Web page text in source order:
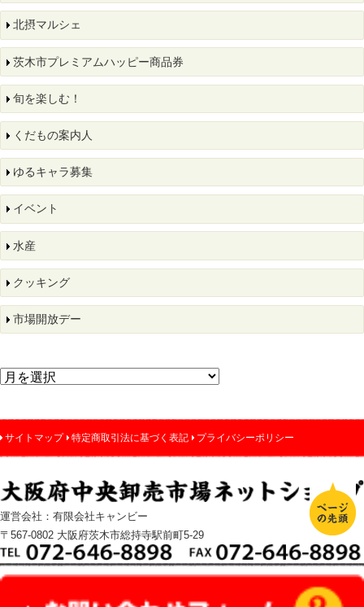
北摂マルシェ
茨木市プレミアムハッピー商品券
旬を楽しむ！
くだもの案内人
ゆるキャラ募集
イベント
水産
クッキング
市場開放デー
サイトマップ 特定商取引法に基づく表記 プライバシーポリシー
運営会社：有限会社キャンビー
〒567-0802 大阪府茨木市総持寺駅前町5-29